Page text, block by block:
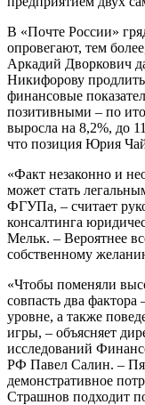
В «Почте России»
опровегают, тем
Аркадий Дворкович
Никифорову
финансовые
позитивными – по
выросла на 8,2%, до
что позиция Юрия
«Факт незаконно и
может стать
ФГУПа, – считает
консалтинга
Мельк. – Вероятнее
собственному
«Чтобы поменяли
совпасть два
уровне, а также
игры, – объясняет
исследований
РФ Павел Салин. –
демонстративное
Страшнов подходит